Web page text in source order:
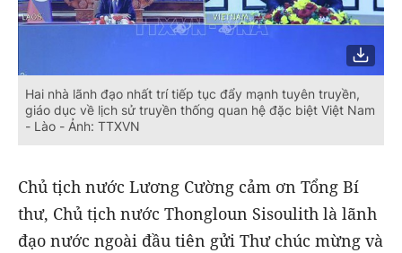
Hai nhà lãnh đạo nhất trí tiếp tục đẩy mạnh tuyên truyền,
giáo dục về lịch sử truyền thống quan hệ đặc biệt Việt Nam
- Lào - Ảnh: TTXVN
Chủ tịch nước Lương Cường cảm ơn Tổng Bí
thư, Chủ tịch nước Thongloun Sisoulith là lãnh
đạo nước ngoài đầu tiên gửi Thư chúc mừng và